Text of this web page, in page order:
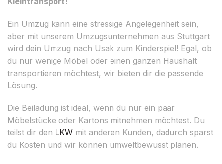
Ein Umzug kann eine stressige Angelegenheit sein,
aber mit unserem Umzugsunternehmen aus Stuttgart
wird dein Umzug nach Usak zum Kinderspiel! Egal, ob
du nur wenige Möbel oder einen ganzen Haushalt
transportieren möchtest, wir bieten dir die passende
Lösung.
Die Beiladung ist ideal, wenn du nur ein paar
Möbelstücke oder Kartons mitnehmen möchtest. Du
teilst dir den LKW mit anderen Kunden, dadurch sparst
du Kosten und wir können umweltbewusst planen.